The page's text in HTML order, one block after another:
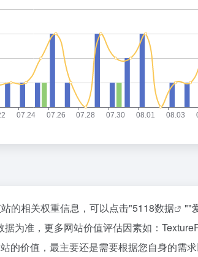
的相关权重信息，可以点击"5118数据 ""
为准，更多网站价值评估因素如：
的价值，最主要还是需要根据您自身的需